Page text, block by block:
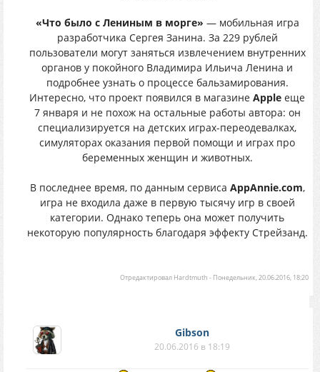
«Что было с Лениным в морге» — мобильная игра
разработчика Сергея Занина. За 229 рублей
пользователи могут заняться извлечением внутренних
органов у покойного Владимира Ильича Ленина и
подробнее узнать о процессе бальзамирования.
Интересно, что проект появился в магазине Apple еще
7 января и не похож на остальные работы автора: он
специализируется на детских играх-переодевалках,
симуляторах оказания первой помощи и играх про
беременных женщин и животных.
В последнее время, по данным сервиса AppAnnie.com,
игра не входила даже в первую тысячу игр в своей
категории. Однако теперь она может получить
некоторую популярность благодаря эффекту Стрейзанд.
Отредактировал Hardtmuth - Понедельник, 20.06.2016, 18:20
Gibson
20.06.2016 в 18:19